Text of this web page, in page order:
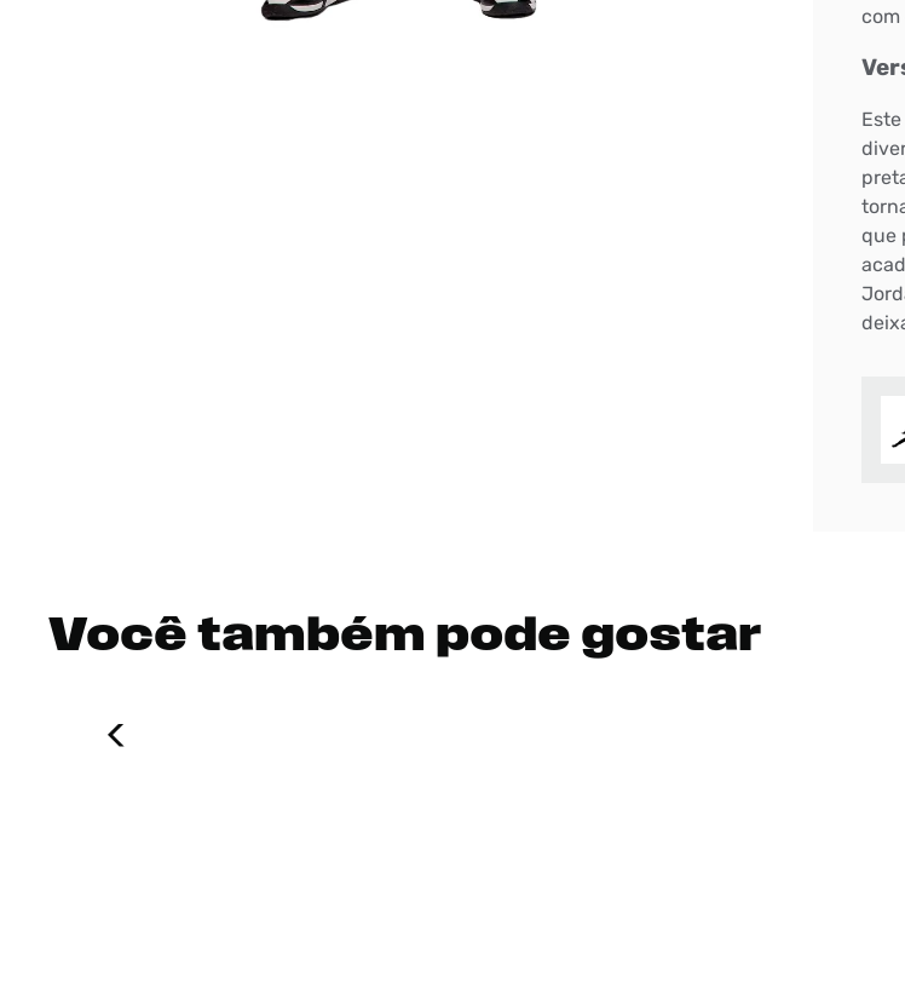
com
que
Você também pode gostar